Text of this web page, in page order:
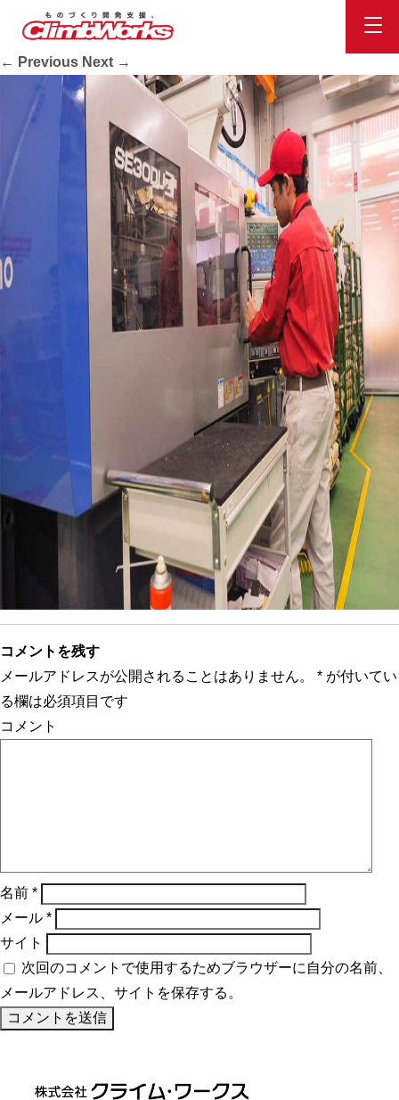
Published2020.10.16at900 × 600
← Previous Next →
コメントを残す
メールアドレスが公開されることはありません。
* が付いてい
る欄は必須項目です
コメント
名前 *
メール *
サイト
次回のコメントで使用するためブラウザーに自分の名前、
メールアドレス、サイトを保存する。